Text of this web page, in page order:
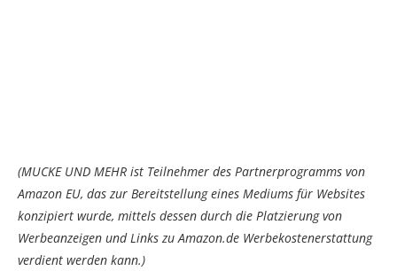
(MUCKE UND MEHR ist Teilnehmer des Partnerprogramms von
Amazon EU, das zur Bereitstellung eines Mediums für Websites
konzipiert wurde, mittels dessen durch die Platzierung von
Werbeanzeigen und Links zu Amazon.de Werbekostenerstattung
verdient werden kann.)